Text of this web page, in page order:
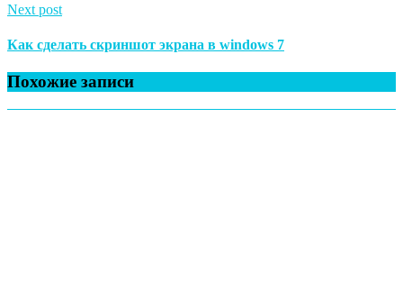
Next post
Как сделать скриншот экрана в windows 7
Похожие записи